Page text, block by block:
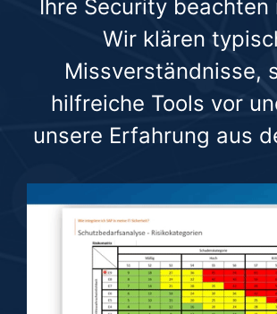
Ihre Security beachten
Wir klären
Missverständnisse,
hilfreiche Tools vor
unsere Erfahrung aus